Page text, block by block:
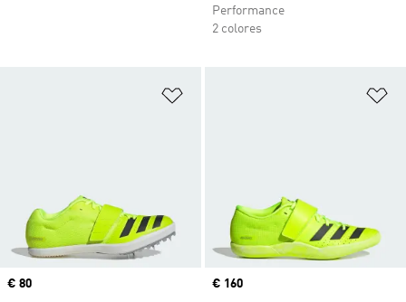
Performance
2 colores
Precio
€ 80
Precio
€ 160